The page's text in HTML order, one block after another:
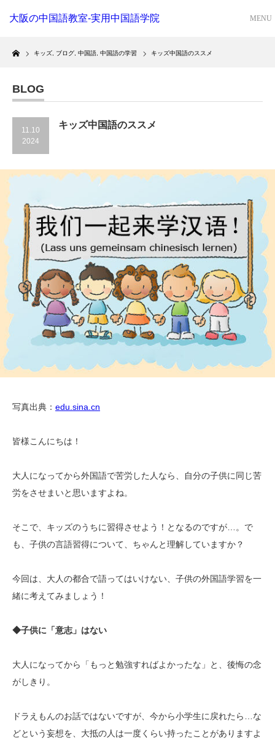
大阪の中国語教室-実用中国語学院
Home
キッズ ブログ 中国語 中国語の学習 キッズ中国語のススメ
BLOG
11.10
2024
キッズ中国語のススメ
写真出典： edu.sina.cn
皆様こんにちは！
大人になってから外国語で苦労した人なら、自分の子供に同じ苦
労をさせまいと思いますよね。
そこで、キッズのうちに習得させよう！となるのですが…。で
も、子供の言語習得について、ちゃんと理解していますか？
今回は、大人の都合で語ってはいけない、子供の外国語学習を一
緒に考えてみましょう！
◆子供に「意志」はない
大人になってから「もっと勉強すればよかったな」と、後悔の念
がしきり。
ドラえもんのお話ではないですが、今から小学生に戻れたら…な
どという妄想を、大抵の人は一度くらい持ったことがありますよ